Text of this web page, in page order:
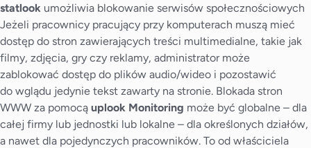
statlook umożliwia blokowanie serwisów społecznościowych
Jeżeli pracownicy pracujący przy komputerach muszą mieć
dostęp do stron zawierających treści multimedialne, takie jak
filmy, zdjęcia, gry czy reklamy, administrator może
zablokować dostęp do plików audio/wideo i pozostawić
do wglądu jedynie tekst zawarty na stronie. Blokada stron
WWW za pomocą uplook Monitoring może być globalne – dla
całej firmy lub jednostki lub lokalne – dla określonych działów,
a nawet dla pojedynczych pracowników. To od właściciela